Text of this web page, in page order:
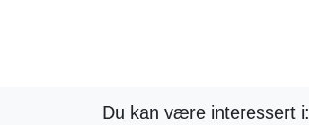
Du kan være interessert i: